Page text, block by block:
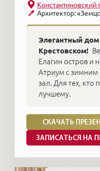
Архитектор:
Константиновский
Элегантный
Крестовском!
Елагин остров и
Атриум с зимним
зал. Для тех, кто
лучшему.
СКАЧАТЬ
ЗАПИСАТЬСЯ НА